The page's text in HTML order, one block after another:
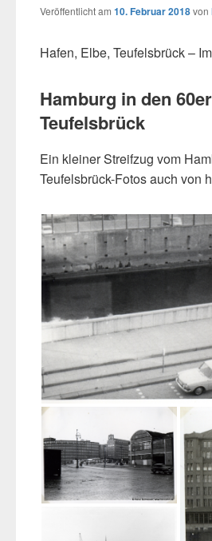
Veröffentlicht am 10. Februar 2018von
Hafen, Elbe, Teufelsbrück –
Hamburg in den
Teufelsbrück
Ein kleiner Streifzug vom
Teufelsbrück-Fotos auch von